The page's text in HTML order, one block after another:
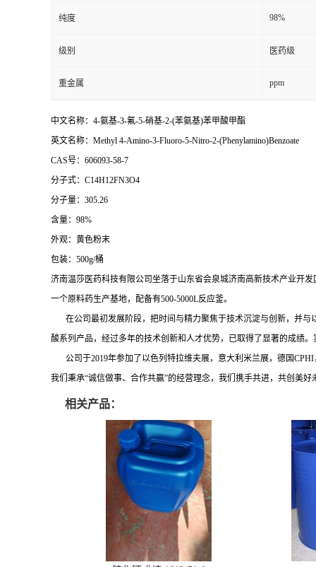
纯度 98%
级别 医药级
重金属 ppm
中文名称：4-氨基-3-氟-5-硝基-2-(苯氨基)苯甲酸甲酯
英文名称：Methyl 4-Amino-3-Fluoro-5-Nitro-2-(Phenylamino)Benzoate
CAS号：606093-58-7
分子式：C14H12FN3O4
分子量：305.26
含量：98%
外观：黄色粉末
包装：500g/桶
济南温莎医药科技有限公司坐落于山东省会泉城济南高新技术产业开
一个原料药生产基地，配备有500-5000L反应釜。
在公司最初发展阶段，把时间与精力聚焦于技术沉淀与创新，并与以
酸系列产品，经过多年的技术创新和人才优势，已取得了显著的成绩
公司于2019年参加了以色列特拉维夫展，意大利米兰展，德国CPHI
我们秉承“诚信做事、合作共赢”的经营理念，我们携手共进，共创美好
相关产品：